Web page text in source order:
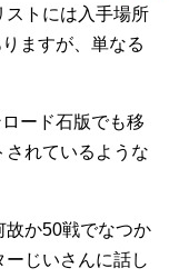
ストには入手場所
ますが、単なる
ード石版でも移
されているような
故か50戦でなつか
ーじいさんに話し